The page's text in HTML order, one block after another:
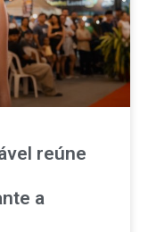
reúne
a